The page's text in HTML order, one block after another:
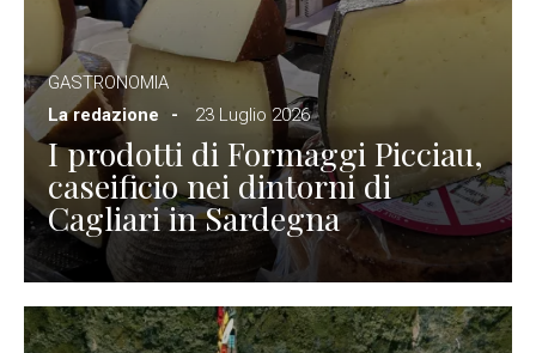
GASTRONOMIA
La redazione
23 Luglio 2026
I prodotti di Formaggi Picciau,
caseificio nei dintorni di
Cagliari in Sardegna